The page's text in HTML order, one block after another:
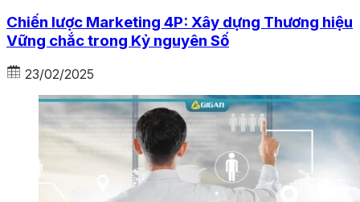
Chiến lược Marketing 4P: Xây dựng Thương hiệu
Vững chắc trong Kỷ nguyên Số
23/02/2025